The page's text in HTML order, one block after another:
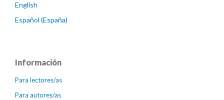
English
Español (España)
Información
Para lectores/as
Para autores/as